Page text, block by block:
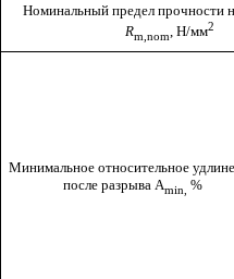
Номинальный предел прочности
Rm nom, Н/мм2
Минимальное относительное
после разрыва Amin %